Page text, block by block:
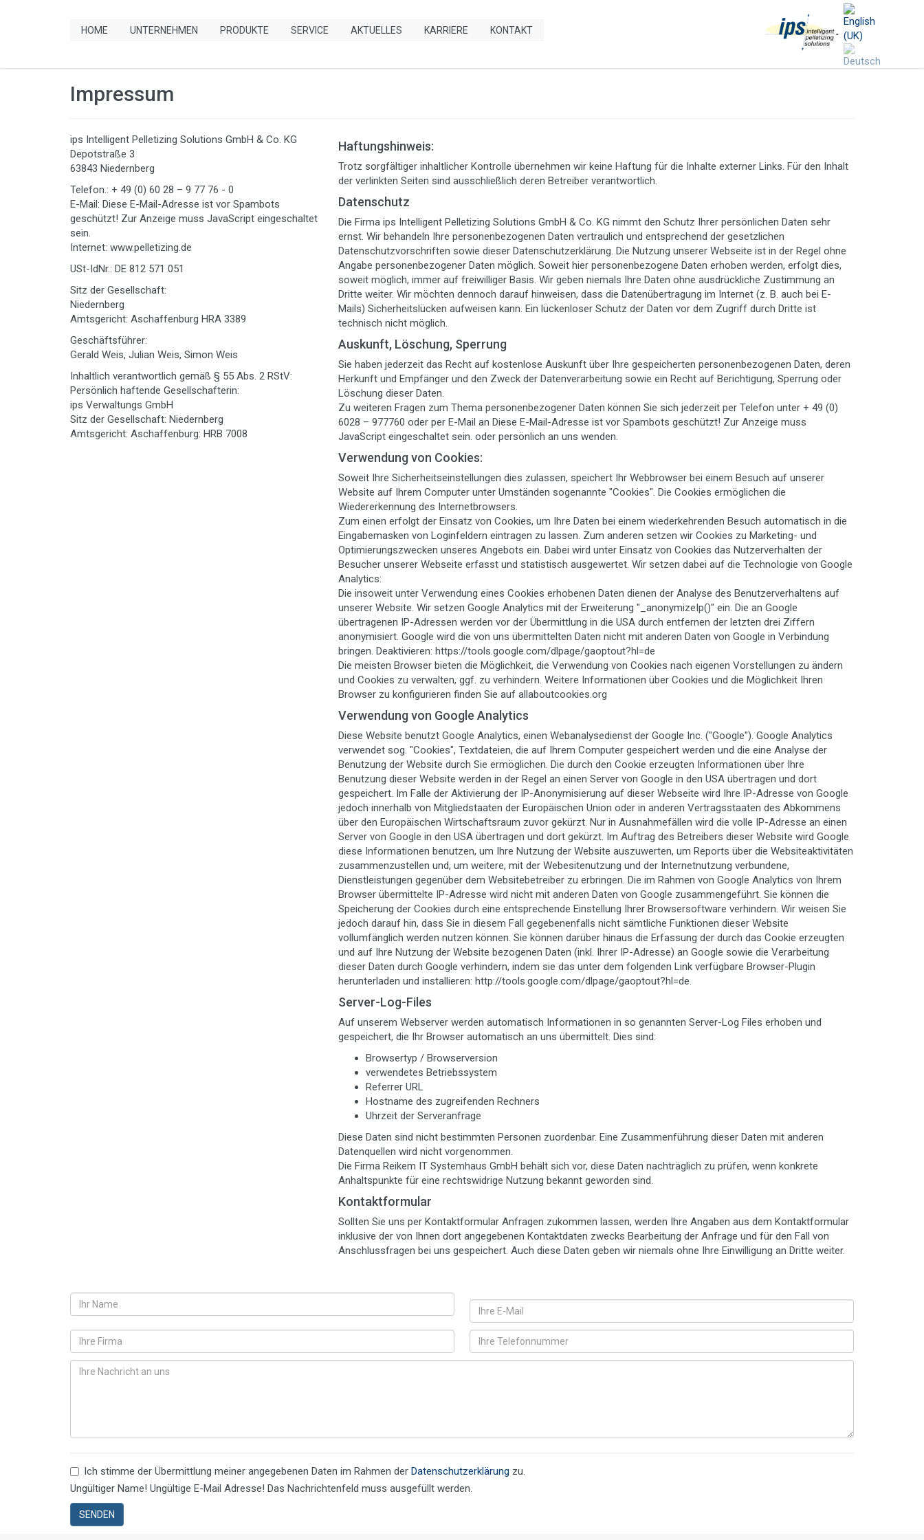
HOME UNTERNEHMEN PRODUKTE SERVICE AKTUELLES KARRIERE KONTAKT
Impressum
ips Intelligent Pelletizing Solutions GmbH & Co. KG
Depotstraße 3
63843 Niedernberg
Telefon.: + 49 (0) 60 28 – 9 77 76 - 0
E-Mail: Diese E-Mail-Adresse ist vor Spambots
geschützt! Zur Anzeige muss JavaScript eingeschaltet
sein.
Internet: www.pelletizing.de
USt-IdNr.: DE 812 571 051
Sitz der Gesellschaft:
Niedernberg
Amtsgericht: Aschaffenburg HRA 3389
Geschäftsführer:
Gerald Weis, Julian Weis, Simon Weis
Inhaltlich verantwortlich gemäß § 55 Abs. 2 RStV:
Persönlich haftende Gesellschafterin:
ips Verwaltungs GmbH
Sitz der Gesellschaft: Niedernberg
Amtsgericht: Aschaffenburg: HRB 7008
Haftungshinweis:
Trotz sorgfältiger inhaltlicher Kontrolle übernehmen wir keine Haftung für die Inhalte externer Links. Für den Inhalt
der verlinkten Seiten sind ausschließlich deren Betreiber verantwortlich.
Datenschutz
Die Firma ips Intelligent Pelletizing Solutions GmbH & Co. KG nimmt den Schutz Ihrer persönlichen Daten sehr
ernst. Wir behandeln Ihre personenbezogenen Daten vertraulich und entsprechend der gesetzlichen
Datenschutzvorschriften sowie dieser Datenschutzerklärung. Die Nutzung unserer Webseite ist in der Regel ohne
Angabe personenbezogener Daten möglich. Soweit hier personenbezogene Daten erhoben werden, erfolgt dies,
soweit möglich, immer auf freiwilliger Basis. Wir geben niemals Ihre Daten ohne ausdrückliche Zustimmung an
Dritte weiter. Wir möchten dennoch darauf hinweisen, dass die Datenübertragung im Internet (z. B. auch bei E-
Mails) Sicherheitslücken aufweisen kann. Ein lückenloser Schutz der Daten vor dem Zugriff durch Dritte ist
technisch nicht möglich.
Auskunft, Löschung, Sperrung
Sie haben jederzeit das Recht auf kostenlose Auskunft über Ihre gespeicherten personenbezogenen Daten, deren
Herkunft und Empfänger und den Zweck der Datenverarbeitung sowie ein Recht auf Berichtigung, Sperrung oder
Löschung dieser Daten.
Zu weiteren Fragen zum Thema personenbezogener Daten können Sie sich jederzeit per Telefon unter + 49 (0)
6028 – 977760 oder per E-Mail an Diese E-Mail-Adresse ist vor Spambots geschützt! Zur Anzeige muss
JavaScript eingeschaltet sein. oder persönlich an uns wenden.
Verwendung von Cookies:
Soweit Ihre Sicherheitseinstellungen dies zulassen, speichert Ihr Webbrowser bei einem Besuch auf unserer
Website auf Ihrem Computer unter Umständen sogenannte "Cookies". Die Cookies ermöglichen die
Wiedererkennung des Internetbrowsers.
Zum einen erfolgt der Einsatz von Cookies, um Ihre Daten bei einem wiederkehrenden Besuch automatisch in die
Eingabemasken von Loginfeldern eintragen zu lassen. Zum anderen setzen wir Cookies zu Marketing- und
Optimierungszwecken unseres Angebots ein. Dabei wird unter Einsatz von Cookies das Nutzerverhalten der
Besucher unserer Webseite erfasst und statistisch ausgewertet. Wir setzen dabei auf die Technologie von Google
Analytics:
Die insoweit unter Verwendung eines Cookies erhobenen Daten dienen der Analyse des Benutzerverhaltens auf
unserer Website. Wir setzen Google Analytics mit der Erweiterung "_anonymizeIp()" ein. Die an Google
übertragenen IP-Adressen werden vor der Übermittlung in die USA durch entfernen der letzten drei Ziffern
anonymisiert. Google wird die von uns übermittelten Daten nicht mit anderen Daten von Google in Verbindung
bringen. Deaktivieren: https://tools.google.com/dlpage/gaoptout?hl=de
Die meisten Browser bieten die Möglichkeit, die Verwendung von Cookies nach eigenen Vorstellungen zu ändern
und Cookies zu verwalten, ggf. zu verhindern. Weitere Informationen über Cookies und die Möglichkeit Ihren
Browser zu konfigurieren finden Sie auf allaboutcookies.org
Verwendung von Google Analytics
Diese Website benutzt Google Analytics, einen Webanalysedienst der Google Inc. ("Google"). Google Analytics
verwendet sog. "Cookies", Textdateien, die auf Ihrem Computer gespeichert werden und die eine Analyse der
Benutzung der Website durch Sie ermöglichen. Die durch den Cookie erzeugten Informationen über Ihre
Benutzung dieser Website werden in der Regel an einen Server von Google in den USA übertragen und dort
gespeichert. Im Falle der Aktivierung der IP-Anonymisierung auf dieser Webseite wird Ihre IP-Adresse von Google
jedoch innerhalb von Mitgliedstaaten der Europäischen Union oder in anderen Vertragsstaaten des Abkommens
über den Europäischen Wirtschaftsraum zuvor gekürzt. Nur in Ausnahmefällen wird die volle IP-Adresse an einen
Server von Google in den USA übertragen und dort gekürzt. Im Auftrag des Betreibers dieser Website wird Google
diese Informationen benutzen, um Ihre Nutzung der Website auszuwerten, um Reports über die Websiteaktivitäten
zusammenzustellen und, um weitere, mit der Webesitenutzung und der Internetnutzung verbundene,
Dienstleistungen gegenüber dem Websitebetreiber zu erbringen. Die im Rahmen von Google Analytics von Ihrem
Browser übermittelte IP-Adresse wird nicht mit anderen Daten von Google zusammengeführt. Sie können die
Speicherung der Cookies durch eine entsprechende Einstellung Ihrer Browsersoftware verhindern. Wir weisen Sie
jedoch darauf hin, dass Sie in diesem Fall gegebenenfalls nicht sämtliche Funktionen dieser Website
vollumfänglich werden nutzen können. Sie können darüber hinaus die Erfassung der durch das Cookie erzeugten
und auf Ihre Nutzung der Website bezogenen Daten (inkl. Ihrer IP-Adresse) an Google sowie die Verarbeitung
dieser Daten durch Google verhindern, indem sie das unter dem folgenden Link verfügbare Browser-Plugin
herunterladen und installieren: http://tools.google.com/dlpage/gaoptout?hl=de.
Server-Log-Files
Auf unserem Webserver werden automatisch Informationen in so genannten Server-Log Files erhoben und
gespeichert, die Ihr Browser automatisch an uns übermittelt. Dies sind:
Browsertyp / Browserversion
verwendetes Betriebssystem
Referrer URL
Hostname des zugreifenden Rechners
Uhrzeit der Serveranfrage
Diese Daten sind nicht bestimmten Personen zuordenbar. Eine Zusammenführung dieser Daten mit anderen
Datenquellen wird nicht vorgenommen.
Die Firma Reikem IT Systemhaus GmbH behält sich vor, diese Daten nachträglich zu prüfen, wenn konkrete
Anhaltspunkte für eine rechtswidrige Nutzung bekannt geworden sind.
Kontaktformular
Sollten Sie uns per Kontaktformular Anfragen zukommen lassen, werden Ihre Angaben aus dem Kontaktformular
inklusive der von Ihnen dort angegebenen Kontaktdaten zwecks Bearbeitung der Anfrage und für den Fall von
Anschlussfragen bei uns gespeichert. Auch diese Daten geben wir niemals ohne Ihre Einwilligung an Dritte weiter.
Ich stimme der Übermittlung meiner angegebenen Daten im Rahmen der Datenschutzerklärung zu.
Ungültiger Name! Ungültige E-Mail Adresse! Das Nachrichtenfeld muss ausgefüllt werden.
SENDEN